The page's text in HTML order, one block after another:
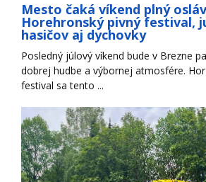
Mesto čaká víkend plný
Horehronský pivný festival,
hasičov aj dychovky
Posledný júlový víkend bude v Brezne
dobrej hudbe a výbornej atmosfére.
festival sa tento ...